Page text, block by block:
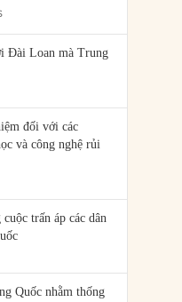
Đài Loan mà Trung
đối với các
và công nghệ rủi
trấn áp các dân
Quốc nhằm thống